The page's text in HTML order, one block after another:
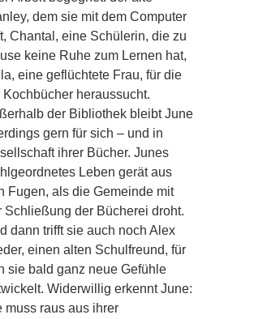
dem sie mit dem Computer
Chantal, eine Schülerin, die zu
keine Ruhe zum Lernen hat,
eine geflüchtete Frau, für die
Kochbücher heraussucht.
der Bibliothek bleibt June
gern für sich – und in
ihrer Bücher. Junes
Leben gerät aus
Fugen, als die Gemeinde mit
Schließung der Bücherei droht.
dann trifft sie auch noch Alex
einen alten Schulfreund, für
sie bald ganz neue Gefühle
Widerwillig erkennt June:
muss raus aus ihrer